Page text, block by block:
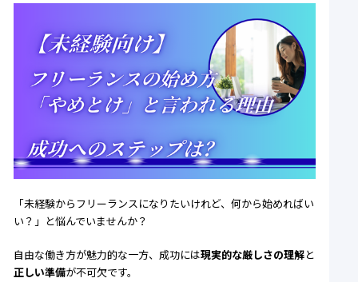
「未経験からフリーランスになりたいけれど、何から始めればい
い？」と悩んでいませんか？
自由な働き方が魅力的な一方、成功には現実的な厳しさの理解と
正しい準備が不可欠です。